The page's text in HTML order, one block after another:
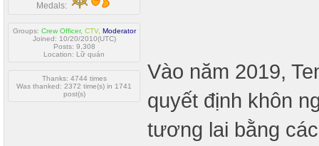
Medals:
Groups: Crew Officer, CTV, Moderator
Joined: 10/20/2010(UTC)
Posts: 9,308
Location: Lữ quán
Thanks: 4744 times
Was thanked: 2372 time(s) in 1741
post(s)
Vào năm 2019,
quyết định khôn
tương lai bằng